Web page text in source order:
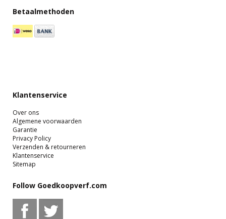
Betaalmethoden
Klantenservice
Over ons
Algemene voorwaarden
Garantie
Privacy Policy
Verzenden & retourneren
Klantenservice
Sitemap
Follow Goedkoopverf.com